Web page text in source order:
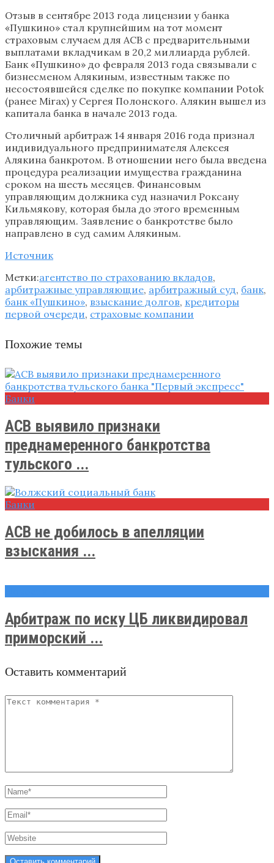
Отзыв в сентябре 2013 года лицензии у банка
«Пушкино» стал крупнейшим на тот момент
страховым случаем для АСВ с предварительными
выплатами вкладчикам в 20,2 миллиарда рублей.
Банк «Пушкино» до февраля 2013 года связывали с
бизнесменом Алякиным, известным также по
несостоявшейся сделке по покупке компании Potok
(ранее Mirax) у Сергея Полонского. Алякин вышел из
капитала банка в начале 2013 года.
Столичный арбитраж 14 января 2016 года признал
индивидуального предпринимателя Алексея
Алякина банкротом. В отношении него была введена
процедура реализации имущества гражданина
сроком на шесть месяцев. Финансовым
управляющим должника суд назначил Роксану
Кильмякову, которая была до этого временным
управляющим. Заявление о банкротстве было
направлено в суд самим Алякиным.
Источник
Метки:агентство по страхованию вкладов,
арбитражные управляющие, арбитражный суд, банк,
банк «Пушкино», взыскание долгов, кредиторы
первой очереди, страховые компании
Похожие темы
Банки
АСВ выявило признаки
преднамеренного банкротства
тульского ...
Банки
АСВ не добилось в апелляции
взыскания ...
Арбитраж по иску ЦБ ликвидировал
приморский ...
Оставить комментарий